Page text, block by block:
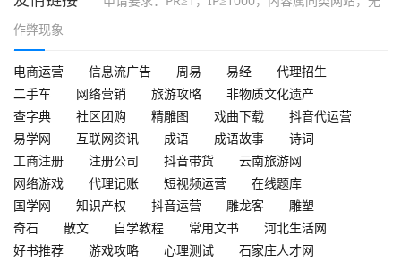
作弊现象
电商运营 信息流广告 周易 易经
代理招生
二手车
网络营销 旅游攻略
非物质文化遗产
查字典
社区团购 精雕图 戏曲下载
抖音代运营
易学网
互联网资讯 成语 成语故事
诗词
工商注册
注册公司 抖音带货
云南旅游网
网络游戏
代理记账 短视频运营
在线题库
国学网
知识产权 抖音运营 雕龙客
雕塑
奇石
散文 自学教程 常用文书
河北生活网
好书推荐
游戏攻略 心理测试
石家庄人才网